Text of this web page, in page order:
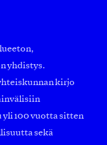
yhdistys.
kirjo
100 vuotta sitten
sekä